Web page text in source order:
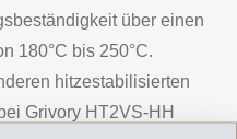
über einen
180°C bis 250°C.
hitzestabilisierten
Grivory HT2VS-HH